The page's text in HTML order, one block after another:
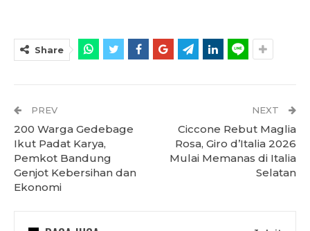
Share
PREV
200 Warga Gedebage
Ikut Padat Karya,
Pemkot Bandung
Genjot Kebersihan dan
Ekonomi
NEXT
Ciccone Rebut Maglia
Rosa, Giro d’Italia 2026
Mulai Memanas di Italia
Selatan